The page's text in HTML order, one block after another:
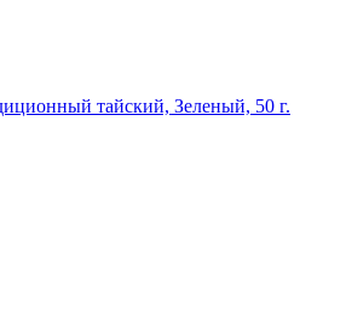
тайский, Зеленый, 50 г.